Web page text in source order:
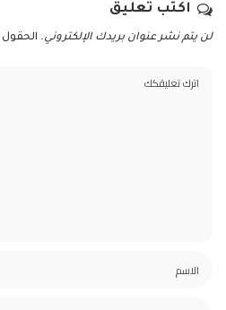
اكتب تعليق
لن يتم نشر عنوان بريدك الإلكتروني. الحقول